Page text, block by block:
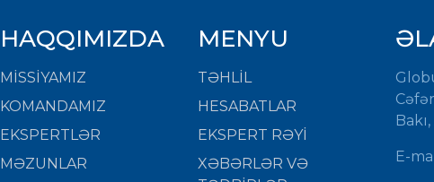
HAQQIMIZDA
MISSIYAMIZ
KOMANDAMIZ
EKSPERTLƏR
MƏZUNLAR
MENYU
TƏHLİL
HESABATLAR
EKSPERT RƏYİ
XƏBƏRLƏR VƏ
E-